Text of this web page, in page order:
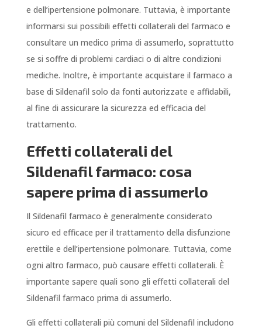
e dell’ipertensione polmonare. Tuttavia, è importante
informarsi sui possibili effetti collaterali del farmaco e
consultare un medico prima di assumerlo, soprattutto
se si soffre di problemi cardiaci o di altre condizioni
mediche. Inoltre, è importante acquistare il farmaco a
base di Sildenafil solo da fonti autorizzate e affidabili,
al fine di assicurare la sicurezza ed efficacia del
trattamento.
Effetti collaterali del
Sildenafil farmaco: cosa
sapere prima di assumerlo
Il Sildenafil farmaco è generalmente considerato
sicuro ed efficace per il trattamento della disfunzione
erettile e dell’ipertensione polmonare. Tuttavia, come
ogni altro farmaco, può causare effetti collaterali. È
importante sapere quali sono gli effetti collaterali del
Sildenafil farmaco prima di assumerlo.
Gli effetti collaterali più comuni del Sildenafil includono